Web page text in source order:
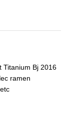
Titanium Bj 2016
ramen